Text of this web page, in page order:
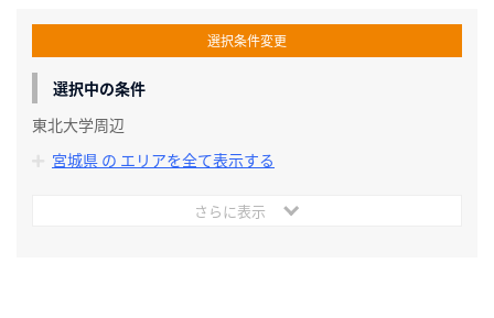
選択条件変更
選択中の条件
東北大学周辺
宮城県 の エリアを全て表示する
さらに表示